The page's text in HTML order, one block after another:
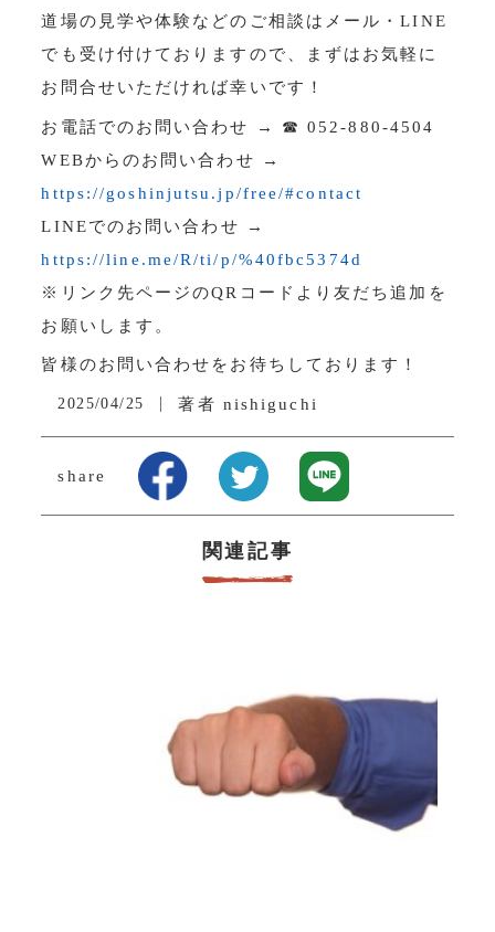
道場の見学や体験などのご相談はメール・LINE
でも受け付けておりますので、まずはお気軽に
お問合せいただければ幸いです！
お電話でのお問い合わせ → ☎ 052-880-4504
WEBからのお問い合わせ →
https://goshinjutsu.jp/free/#contact
LINEでのお問い合わせ →
https://line.me/R/ti/p/%40fbc5374d
※リンク先ページのQRコードより友だち追加を
お願いします。
皆様のお問い合わせをお待ちしております！
2025/04/25 著者 nishiguchi
share
関連記事